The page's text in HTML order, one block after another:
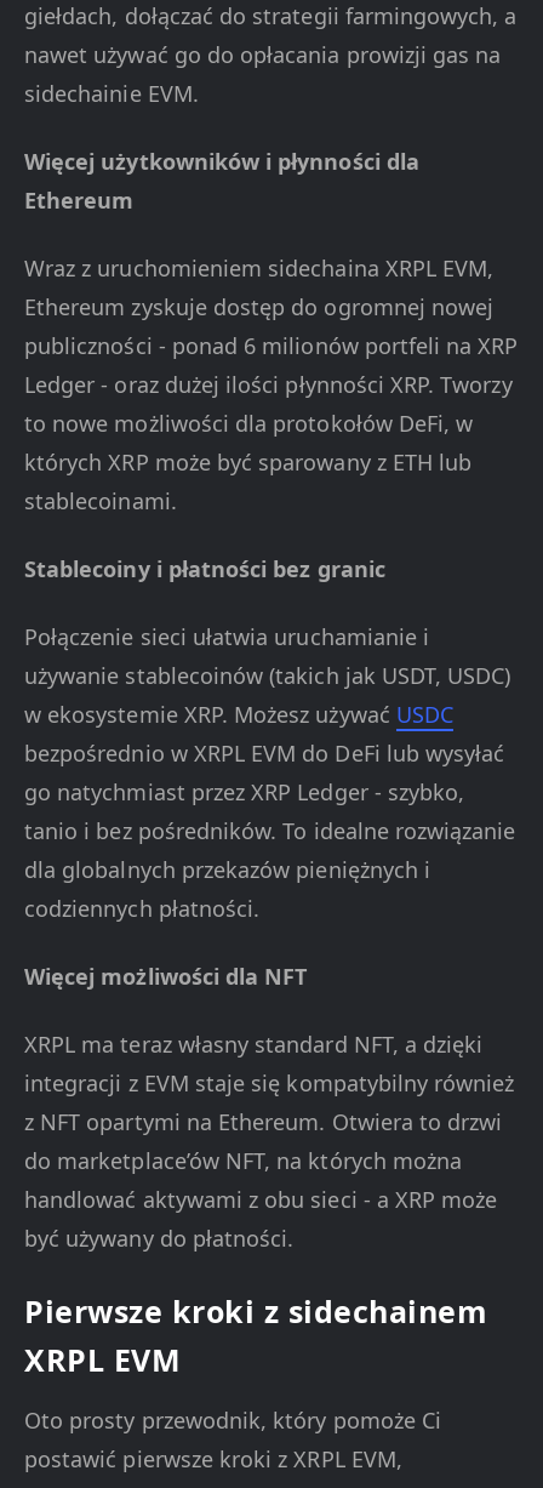
giełdach, dołączać do strategii farmingowych, a
nawet używać go do opłacania prowizji gas na
sidechainie EVM.
Więcej użytkowników i płynności dla
Ethereum
Wraz z uruchomieniem sidechaina XRPL EVM,
Ethereum zyskuje dostęp do ogromnej nowej
publiczności - ponad 6 milionów portfeli na XRP
Ledger - oraz dużej ilości płynności XRP. Tworzy
to nowe możliwości dla protokołów DeFi, w
których XRP może być sparowany z ETH lub
stablecoinami.
Stablecoiny i płatności bez granic
Połączenie sieci ułatwia uruchamianie i
używanie stablecoinów (takich jak USDT, USDC)
w ekosystemie XRP. Możesz używać USDC
bezpośrednio w XRPL EVM do DeFi lub wysyłać
go natychmiast przez XRP Ledger - szybko,
tanio i bez pośredników. To idealne rozwiązanie
dla globalnych przekazów pieniężnych i
codziennych płatności.
Więcej możliwości dla NFT
XRPL ma teraz własny standard NFT, a dzięki
integracji z EVM staje się kompatybilny również
z NFT opartymi na Ethereum. Otwiera to drzwi
do marketplace’ów NFT, na których można
handlować aktywami z obu sieci - a XRP może
być używany do płatności.
Pierwsze kroki z sidechainem
XRPL EVM
Oto prosty przewodnik, który pomoże Ci
postawić pierwsze kroki z XRPL EVM,